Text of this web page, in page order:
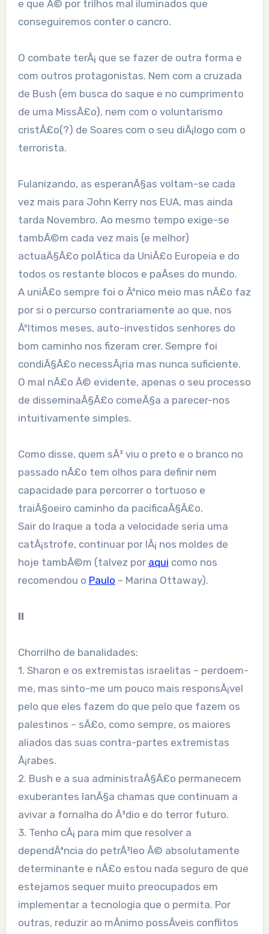
e que Ã© por trilhos mal iluminados que
conseguiremos conter o cancro.
O combate terÃ¡ que se fazer de outra forma e
com outros protagonistas. Nem com a cruzada
de Bush (em busca do saque e no cumprimento
de uma MissÃ£o), nem com o voluntarismo
cristÃ£o(?) de Soares com o seu diÃ¡logo com o
terrorista.
Fulanizando, as esperanÃ§as voltam-se cada
vez mais para John Kerry nos EUA, mas ainda
tarda Novembro. Ao mesmo tempo exige-se
tambÃ©m cada vez mais (e melhor)
actuaÃ§Ã£o polÃ­tica da UniÃ£o Europeia e do
todos os restante blocos e paÃ­ses do mundo.
A uniÃ£o sempre foi o Ãºnico meio mas nÃ£o faz
por si o percurso contrariamente ao que, nos
Ãºltimos meses, auto-investidos senhores do
bom caminho nos fizeram crer. Sempre foi
condiÃ§Ã£o necessÃ¡ria mas nunca suficiente.
O mal nÃ£o Ã© evidente, apenas o seu processo
de disseminaÃ§Ã£o comeÃ§a a parecer-nos
intuitivamente simples.
Como disse, quem sÃ³ viu o preto e o branco no
passado nÃ£o tem olhos para definir nem
capacidade para percorrer o tortuoso e
traiÃ§oeiro caminho da pacificaÃ§Ã£o.
Sair do Iraque a toda a velocidade seria uma
catÃ¡strofe, continuar por lÃ¡ nos moldes de
hoje tambÃ©m (talvez por aqui como nos
recomendou o Paulo – Marina Ottaway).
II
Chorrilho de banalidades:
1. Sharon e os extremistas israelitas – perdoem-
me, mas sinto-me um pouco mais responsÃ¡vel
pelo que eles fazem do que pelo que fazem os
palestinos – sÃ£o, como sempre, os maiores
aliados das suas contra-partes extremistas
Ã¡rabes.
2. Bush e a sua administraÃ§Ã£o permanecem
exuberantes lanÃ§a chamas que continuam a
avivar a fornalha do Ã³dio e do terror futuro.
3. Tenho cÃ¡ para mim que resolver a
dependÃªncia do petrÃ³leo Ã© absolutamente
determinante e nÃ£o estou nada seguro de que
estejamos sequer muito preocupados em
implementar a tecnologia que o permita. Por
outras, reduzir ao mÃ­nimo possÃ­veis conflitos